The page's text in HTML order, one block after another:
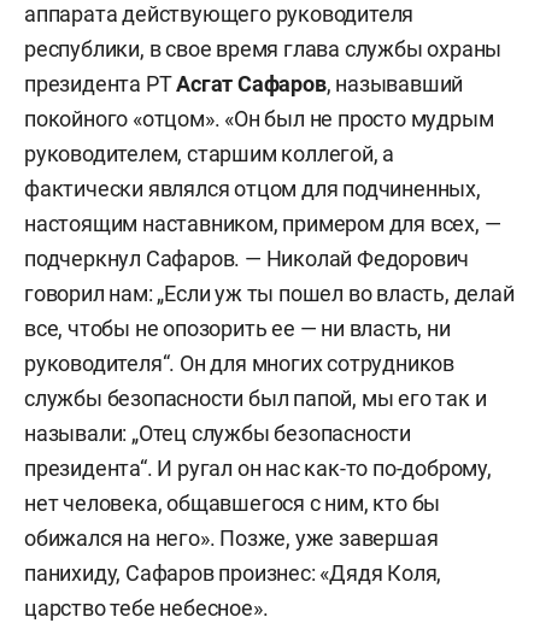
аппарата действующего руководителя
республики, в свое время глава службы охраны
президента РТАсгат Сафаров, называвший
покойного «отцом». «Он был не просто мудрым
руководителем, старшим коллегой, а
фактически являлся отцом для подчиненных,
настоящим наставником, примером для всех, —
подчеркнул Сафаров. — Николай Федорович
говорил нам: „Если уж ты пошел во власть, делай
все, чтобы не опозорить ее — ни власть, ни
руководителя“. Он для многих сотрудников
службы безопасности был папой, мы его так и
называли: „Отец службы безопасности
президента“. И ругал он нас как-то по-доброму,
нет человека, общавшегося с ним, кто бы
обижался на него». Позже, уже завершая
панихиду, Сафаров произнес: «Дядя Коля,
царство тебе небесное».